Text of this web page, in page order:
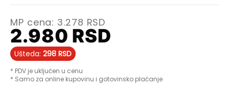
MP cena: 3.278 RSD
2.980 RSD
Ušteda: 298 RSD
* PDV je uključen u cenu
* Samo za online kupovinu i gotovinsko plaćanje